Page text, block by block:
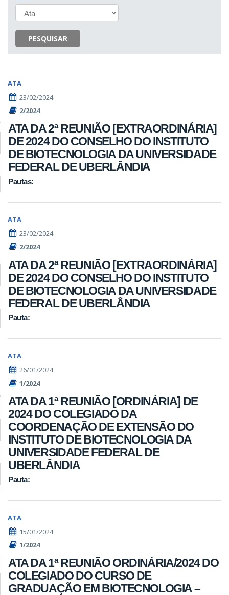
PESQUISAR
ATA
23/02/2024
2/2024
ATA DA 2ª REUNIÃO [EXTRAORDINÁRIA]
DE 2024 DO CONSELHO DO INSTITUTO
DE BIOTECNOLOGIA DA UNIVERSIDADE
FEDERAL DE UBERLÂNDIA
Pautas:
ATA
23/02/2024
2/2024
ATA DA 2ª REUNIÃO [EXTRAORDINÁRIA]
DE 2024 DO CONSELHO DO INSTITUTO
DE BIOTECNOLOGIA DA UNIVERSIDADE
FEDERAL DE UBERLÂNDIA
Pauta:
ATA
26/01/2024
1/2024
ATA DA 1ª REUNIÃO [ORDINÁRIA] DE
2024 DO COLEGIADO DA
COORDENAÇÃO DE EXTENSÃO DO
INSTITUTO DE BIOTECNOLOGIA DA
UNIVERSIDADE FEDERAL DE
UBERLÂNDIA
Pauta:
ATA
15/01/2024
1/2024
ATA DA 1ª REUNIÃO ORDINÁRIA/2024 DO
COLEGIADO DO CURSO DE
GRADUAÇÃO EM BIOTECNOLOGIA –